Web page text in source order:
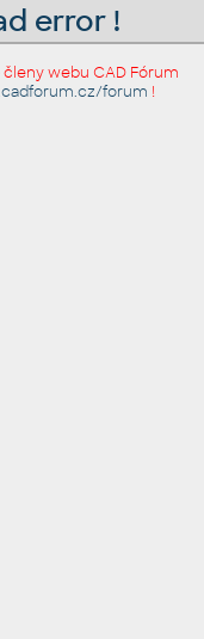
error !
webu CAD Fórum
forum !